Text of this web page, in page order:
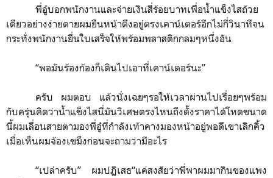
พี่อู๋บอกพนักงานและจ่ายเงินสี่ร้อยบาทเพื่อน้ำแข็งไสถ้วย
เดียวอย่างง่ายดายผมยืนหน้าตึงอยู่ตรงเคาน์เตอร์อีกไม่กี่วินาทีจน
กระทั่งพนักงานยื่นใบเสร็จให้พร้อมพลาสติกกลมๆหนึ่งอัน
“พอมันร้องก้องก็เดินไปเอาที่เคาน์เตอร์นะ”
ครับ ผมตอบ แล้วนั่งเฉยๆรอให้เวลาผ่านไปเรื่อยๆพร้อม
กับครุ่นคิดว่าน้ำแข็งไสนี่มันวิเศษตรงไหนถึงตั้งราคาได้โหดขนาด
นี้ผมเลื่อนสายตามองพี่อู๋ที่กำลังเท้าคางมองหน้าอยู่พอดีเขาเลิกคิ้ว
เมื่อเห็นผมจ้องเขม็งก่อนจะถามว่ามีอะไร
“เปล่าครับ” ผมปฏิเสธ“แค่สงสัยว่าพี่พาผมมากินของแพง